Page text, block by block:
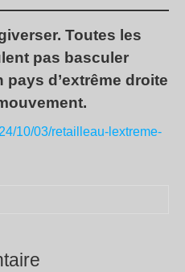
Toutes les
pas basculer
d’extrême droite
10/03/retailleau-lextreme-